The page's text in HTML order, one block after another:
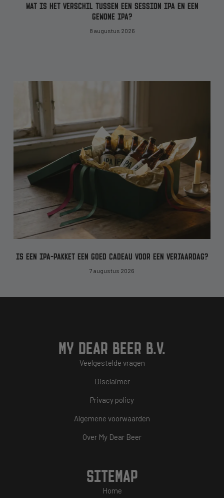
WAT IS HET VERSCHIL TUSSEN EEN SESSION IPA EN EEN
GEWONE IPA?
8 augustus 2026
IS EEN IPA-PAKKET EEN GOED CADEAU VOOR EEN VERJAARDAG?
7 augustus 2026
MY DEAR BEER B.V.
Veelgestelde vragen
Disclaimer
Privacy policy
Algemene voorwaarden
Over My Dear Beer
SITEMAP
Home